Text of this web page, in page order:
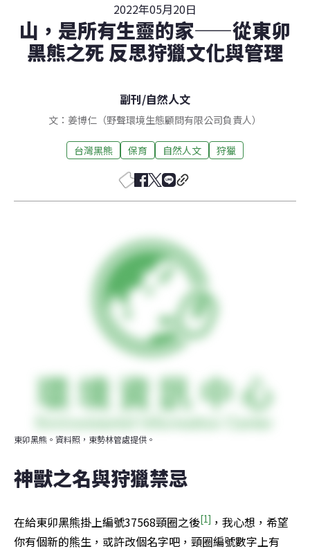
2022年05月20日
山，是所有生靈的家——從東卯
黑熊之死 反思狩獵文化與管理
副刊/自然人文
文：姜博仁（野聲環境生態顧問有限公司負責人）
台灣黑熊 保育 自然人文 狩獵
東卯黑熊。資料照，東勢林管處提供。
神獸之名與狩獵禁忌
在給東卯黑熊掛上編號37568頸圈之後[1] ，我心想，希望
你有個新的熊生，或許改個名字吧，頸圈編號數字上有